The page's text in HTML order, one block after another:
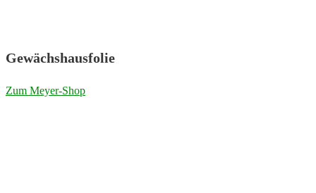
Gewächshausfolie
Zum Meyer-Shop